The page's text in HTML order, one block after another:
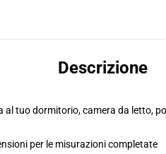
Descrizione
tuo dormitorio, camera da letto,
per le misurazioni completate